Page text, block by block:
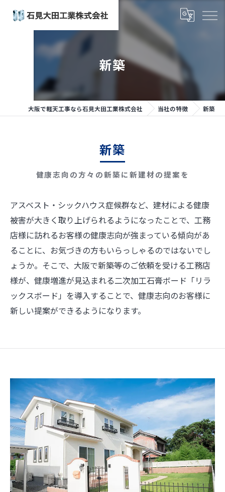
新築
大阪で軽天工事なら石見大田工業株式会社 当社の特徴 新築
健康志向の方々の新築に新建材の提案を
新築
アスベスト・シックハウス症候群など、建材による健康
被害が大きく取り上げられるようになったことで、工務
店様に訪れるお客様の健康志向が強まっている傾向があ
ることに、お気づきの方もいらっしゃるのではないでし
ょうか。そこで、大阪で新築等のご依頼を受ける工務店
様が、健康増進が見込まれる二次加工石膏ボード「リラ
ックスボード」を導入することで、健康志向のお客様に
新しい提案ができるようになります。